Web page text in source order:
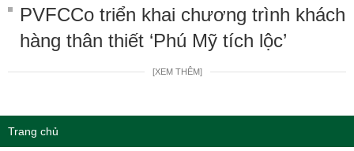
PVFCCo triển khai chương trình khách
hàng thân thiết ‘Phú Mỹ tích lộc’
[XEM THÊM]
Trang chủ